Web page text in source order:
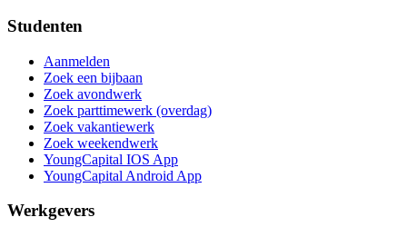
Studenten
Aanmelden
Zoek een bijbaan
Zoek avondwerk
Zoek parttimewerk (overdag)
Zoek vakantiewerk
Zoek weekendwerk
YoungCapital IOS App
YoungCapital Android App
Werkgevers